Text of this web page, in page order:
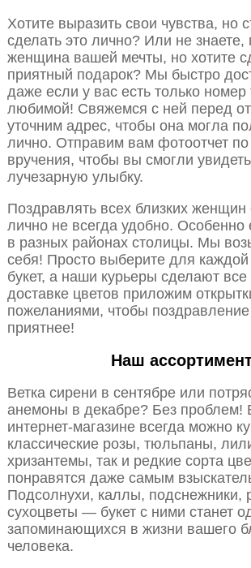
Хотите выразить свои чувства, но
сделать это лично? Или не знаете,
женщина вашей мечты, но хотите
приятный подарок? Мы быстро
даже если у вас есть только
любимой! Свяжемся с ней перед
уточним адрес, чтобы она могла
лично. Отправим вам фотоотчет по
вручения, чтобы вы смогли
лучезарную улыбку.
Поздравлять всех близких женщин
лично не всегда удобно. Особенно
в разных районах столицы. Мы
себя! Просто выберите для
букет, а наши курьеры сделают
доставке цветов приложим
пожеланиями, чтобы
приятнее!
Наш
Ветка сирени в сентябре или
анемоны в декабре? Без проблем!
интернет-магазине всегда можно
классические розы, тюльпаны,
хризантемы, так и редкие сорта
понравятся даже самым
Подсолнухи, каллы, подснежники,
сухоцветы — букет с ними станет
запоминающихся в жизни вашего
человека.